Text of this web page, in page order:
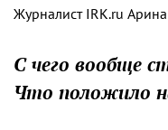
Журналист IRK.ru
С чего вообще
Что положило